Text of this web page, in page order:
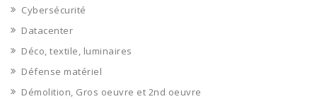
Cybersécurité
Datacenter
Déco, textile, luminaires
Défense matériel
Démolition, Gros oeuvre et 2nd oeuvre